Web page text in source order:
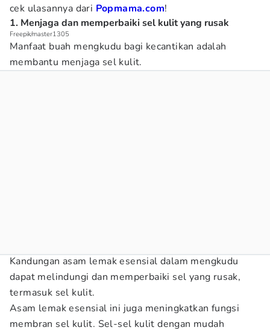
cek ulasannya dari Popmama.com!
1. Menjaga dan memperbaiki sel kulit yang rusak
Freepik/master1305
Manfaat buah mengkudu bagi kecantikan adalah
membantu menjaga sel kulit.
Kandungan asam lemak esensial dalam mengkudu
dapat melindungi dan memperbaiki sel yang rusak,
termasuk sel kulit.
Asam lemak esensial ini juga meningkatkan fungsi
membran sel kulit. Sel-sel kulit dengan mudah